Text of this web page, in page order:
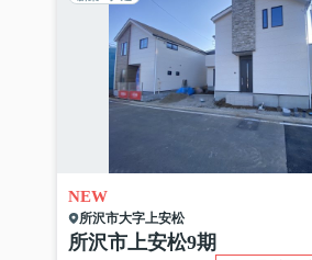
NEW
所沢市大字上安松
所沢市上安松9期